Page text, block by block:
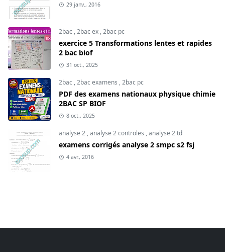
29 janv., 2016
2bac ,2bac ex ,2bac pc
exercice 5 Transformations lentes et rapides
2 bac biof
31 oct., 2025
2bac ,2bac examens ,2bac pc
PDF des examens nationaux physique chimie
2BAC SP BIOF
8 oct., 2025
analyse 2 ,analyse 2 controles ,analyse 2 td
examens corrigés analyse 2 smpc s2 fsj
4 avr., 2016